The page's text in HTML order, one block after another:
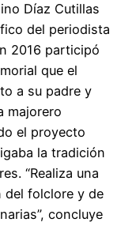
Díaz Cutillas
del periodista
2016 participó
que el
a su padre y
majorero
el proyecto
la tradición
“Realiza una
del folclore y de
concluye